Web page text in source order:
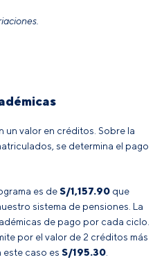
un valor en créditos. Sobre la
se determina el pago
es deS/1,157.90 que
sistema de pensiones. La
de pago por cada ciclo.
por el valor de 2 créditos más
este caso es S/195.30